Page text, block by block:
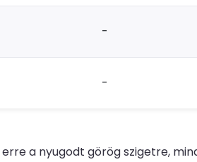
-
-
a nyugodt görög szigetre,